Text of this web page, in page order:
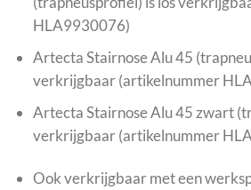
HLA9930076)
Artecta Stairnose Alu 45
verkrijgbaar (artikelnummer
Artecta Stairnose Alu 45 zwart
verkrijgbaar (artikelnummer
Ook verkrijgbaar met een